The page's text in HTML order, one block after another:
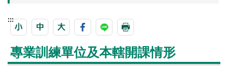
:::
專業訓練單位及本轄開課情形